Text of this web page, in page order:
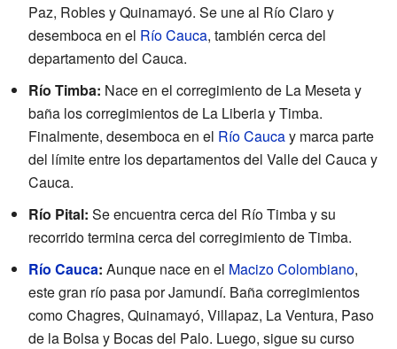
Paz, Robles y Quinamayó. Se une al Río Claro y
desemboca en el Río Cauca, también cerca del
departamento del Cauca.
Río Timba: Nace en el corregimiento de La Meseta y
baña los corregimientos de La Liberia y Timba.
Finalmente, desemboca en el Río Caucay marca parte
del límite entre los departamentos del Valle del Cauca y
Cauca.
Río Pital: Se encuentra cerca del Río Timba y su
recorrido termina cerca del corregimiento de Timba.
Río Cauca: Aunque nace en el Macizo Colombiano,
este gran río pasa por Jamundí. Baña corregimientos
como Chagres, Quinamayó, Villapaz, La Ventura, Paso
de la Bolsa y Bocas del Palo. Luego, sigue su curso